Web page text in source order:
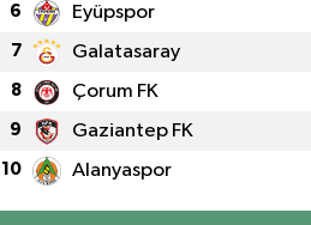
6 Eyüpspor
7 Galatasaray
8 Çorum FK
9 Gaziantep FK
10 Alanyaspor